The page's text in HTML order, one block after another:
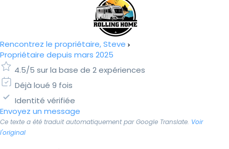
Rencontrez le propriétaire, Steve
Propriétaire depuis mars 2025
4.5/5 sur la base de 2 expériences
Déjà loué 9 fois
Identité vérifiée
Envoyez un message
Ce texte a été traduit automatiquement par Google Translate. Voir
l'original